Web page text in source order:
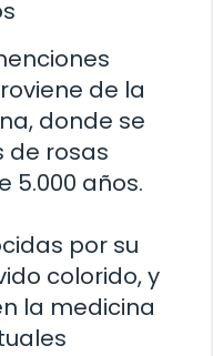
de la
donde se
de rosas
5.000 años.
por su
colorido, y
la medicina